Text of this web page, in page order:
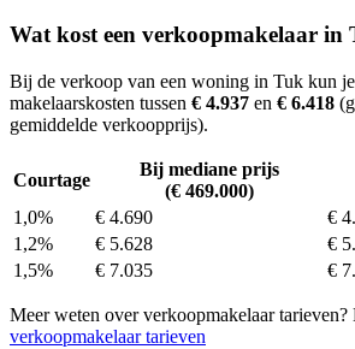
Wat kost een verkoopmakelaar in
Bij de verkoop van een woning in Tuk kun
makelaarskosten tussen € 4.937 en € 6.418
gemiddelde verkoopprijs).
Courtage
Bij mediane prijs
(€ 469.000)
1,0%
€ 4.690
€
1,2%
€ 5.628
€
1,5%
€ 7.035 €
Meer weten over verkoopmakelaar tarieven?
verkoopmakelaar tarieven